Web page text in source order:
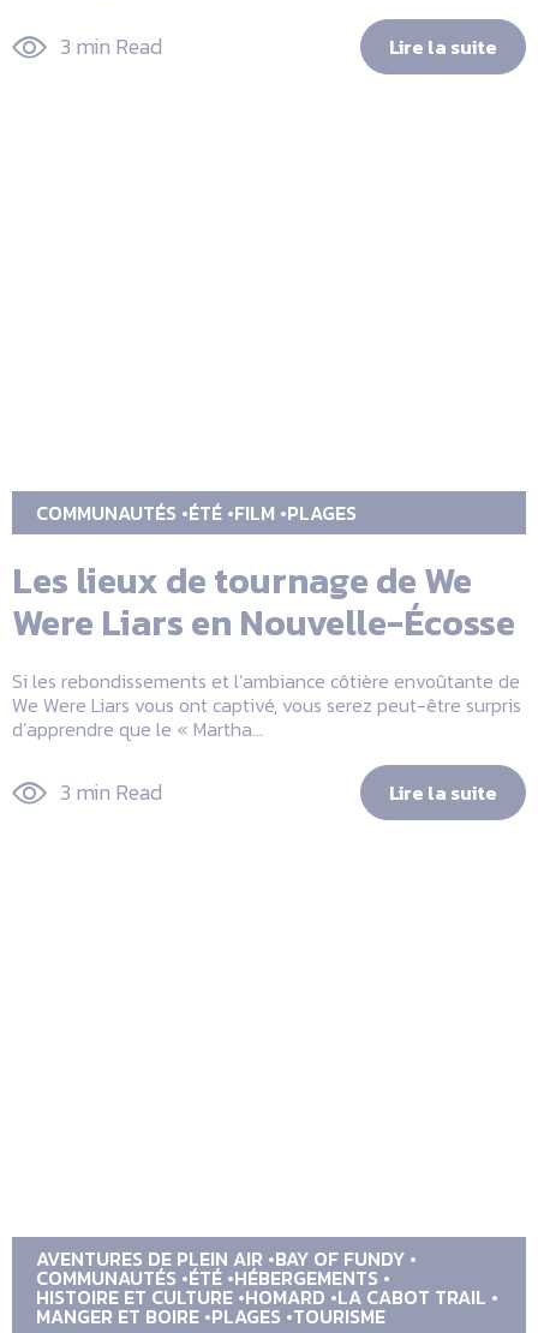
3 min Read Lire la suite
COMMUNAUTÉS ÉTÉ FILM PLAGES
Les lieux de tournage de We
Were Liars en Nouvelle-Écosse
Si les rebondissements et l’ambiance côtière envoûtante de
We Were Liars vous ont captivé, vous serez peut-être surpris
d’apprendre que le « Martha...
3 min Read Lire la suite
AVENTURES DE PLEIN AIR BAY OF FUNDY
COMMUNAUTÉS ÉTÉ HÉBERGEMENTS
HISTOIRE ET CULTURE HOMARD LA CABOT TRAIL
MANGER ET BOIRE PLAGES TOURISME